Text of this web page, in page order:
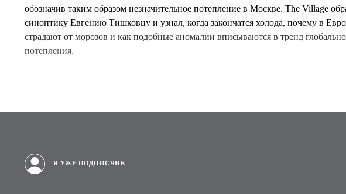
обозначив таким образом незначительное потепление в Москве. The Village
синоптику Евгению Тишковцу и узнал, когда закончатся холода, почему в
страдают от морозов и как подобные аномалии вписываются в тренд
потепления.
Я УЖЕ ПОДПИСЧИК